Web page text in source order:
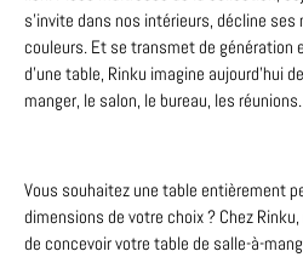
s’invite dans nos intérieurs, décline
couleurs. Et se transmet de génération
d’une table, Rinku imagine aujourd’hui
manger, le salon, le bureau, les réunions.
Vous souhaitez une table entièrement
dimensions de votre choix ? Chez
de concevoir votre table de salle-à-